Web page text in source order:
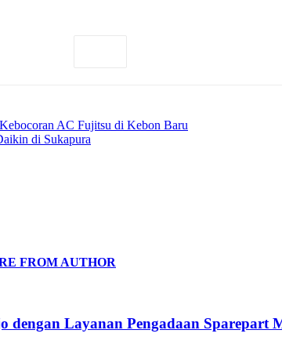
Kebocoran AC Fujitsu di Kebon Baru
di Sukapura
FROM AUTHOR
dengan Layanan Pengadaan Sparepart